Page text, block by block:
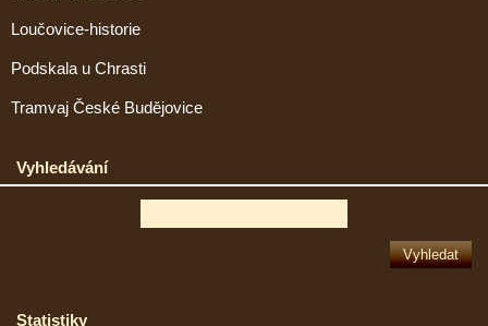
Loučovice-historie
Podskala u Chrasti
Tramvaj České Budějovice
Vyhledávání
Statistiky